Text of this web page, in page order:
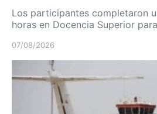
Los participantes completaron
horas en Docencia Superior
07/08/2026